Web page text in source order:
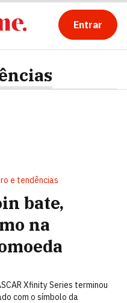
Entrar
e tendências
bate,
na
Xfinity Series terminou
com o símbolo da